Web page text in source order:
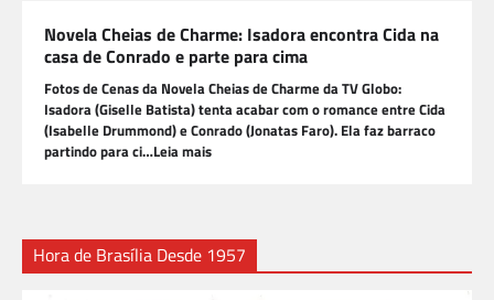
Novela Cheias de Charme: Isadora encontra Cida na
casa de Conrado e parte para cima
Fotos de Cenas da Novela Cheias de Charme da TV Globo:
Isadora (Giselle Batista) tenta acabar com o romance entre Cida
(Isabelle Drummond) e Conrado (Jonatas Faro). Ela faz barraco
partindo para ci…Leia mais
Hora de Brasília Desde 1957